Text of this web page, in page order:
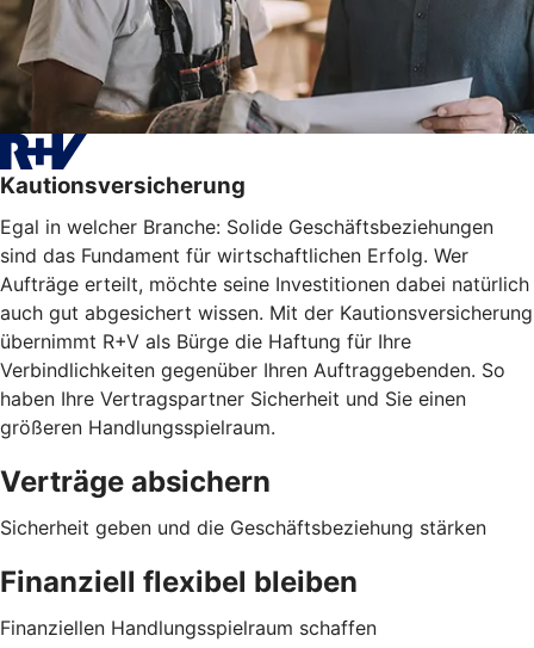
Kautionsversicherung
Egal in welcher Branche: Solide Geschäftsbeziehungen
sind das Fundament für wirtschaftlichen Erfolg. Wer
Aufträge erteilt, möchte seine Investitionen dabei natürlich
auch gut abgesichert wissen. Mit der Kautionsversicherung
übernimmt R+V als Bürge die Haftung für Ihre
Verbindlichkeiten gegenüber Ihren Auftraggebenden. So
haben Ihre Vertragspartner Sicherheit und Sie einen
größeren Handlungsspielraum.
Verträge absichern
Sicherheit geben und die Geschäftsbeziehung stärken
Finanziell flexibel bleiben
Finanziellen Handlungsspielraum schaffen